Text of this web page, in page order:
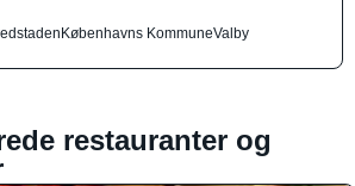
Københavns KommuneValby
restauranter og